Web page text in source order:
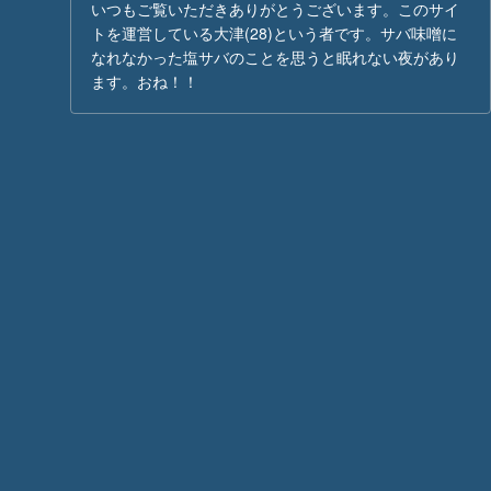
いつもご覧いただきありがとうございます。このサイ
トを運営している大津(28)という者です。サバ味噌に
なれなかった塩サバのことを思うと眠れない夜があり
ます。おね！！